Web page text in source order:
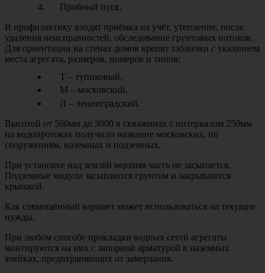
Пробный пуск.
В профилактику входят приёмка на учёт, утепление, после
удаления неисправностей, обследование грунтовых потоков.
Для ориентации на стенах домов крепят таблички с указанием
места агрегата, размеров, номеров и типов:
Т – тупиковый.
М – московский.
Л – ленинградский.
Высотой от 500мм до 3000 в скважинах с интервалом 250мм
на водопротоках получили название московских, по
сооружениям, наземных и подземных.
При установке над землёй верхняя часть не засыпается.
Подземные модули засыпаются грунтом и закрываются
крышкой.
Как совмещённый вариант может использоваться на текущие
нужды.
При любом способе прокладки водных сетей агрегаты
монтируются на них с запорной арматурой в наземных
ячейках, предохраняющих от замерзания.